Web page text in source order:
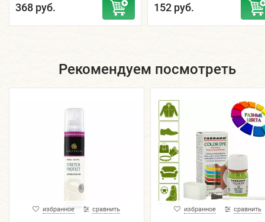
368 руб. 152 руб.
Рекомендуем посмотреть
избранное сравнить избранное сравнить